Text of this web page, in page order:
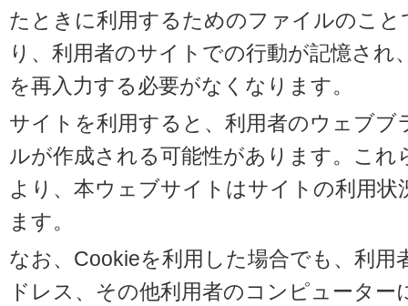
たときに利用するためのファイルのこ
り、利用者のサイトでの行動が記憶さ
を再入力する必要がなくなります。
サイトを利用すると、利用者のウェブ
ルが作成される可能性があります。こ
より、本ウェブサイトはサイトの利用
ます。
なお、Cookieを利用した場合でも、利用
ドレス、その他利用者のコンピュータ